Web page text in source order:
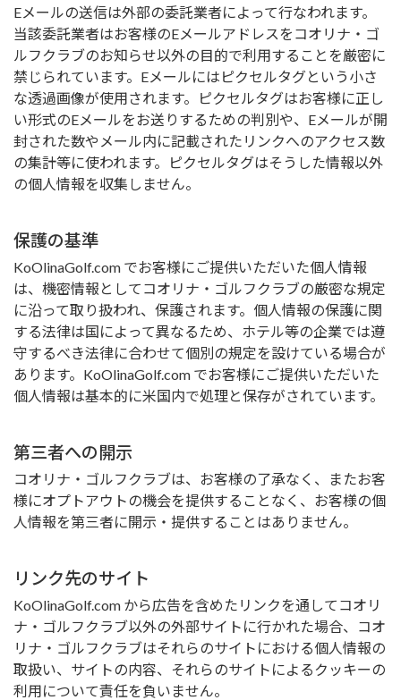
Eメールの送信は外部の委託業者によって行なわれます。
当該委託業者はお客様のEメールアドレスをコオリナ・ゴ
ルフクラブのお知らせ以外の目的で利用することを厳密に
禁じられています。Eメールにはピクセルタグという小さ
な透過画像が使用されます。ピクセルタグはお客様に正し
い形式のEメールをお送りするための判別や、Eメールが開
封された数やメール内に記載されたリンクへのアクセス数
の集計等に使われます。ピクセルタグはそうした情報以外
の個人情報を収集しません。
保護の基準
KoOlinaGolf.com でお客様にご提供いただいた個人情報
は、機密情報としてコオリナ・ゴルフクラブの厳密な規定
に沿って取り扱われ、保護されます。個人情報の保護に関
する法律は国によって異なるため、ホテル等の企業では遵
守するべき法律に合わせて個別の規定を設けている場合が
あります。KoOlinaGolf.com でお客様にご提供いただいた
個人情報は基本的に米国内で処理と保存がされています。
第三者への開示
コオリナ・ゴルフクラブは、お客様の了承なく、またお客
様にオプトアウトの機会を提供することなく、お客様の個
人情報を第三者に開示・提供することはありません。
リンク先のサイト
KoOlinaGolf.com から広告を含めたリンクを通してコオリ
ナ・ゴルフクラブ以外の外部サイトに行かれた場合、コオ
リナ・ゴルフクラブはそれらのサイトにおける個人情報の
取扱い、サイトの内容、それらのサイトによるクッキーの
利用について責任を負いません。